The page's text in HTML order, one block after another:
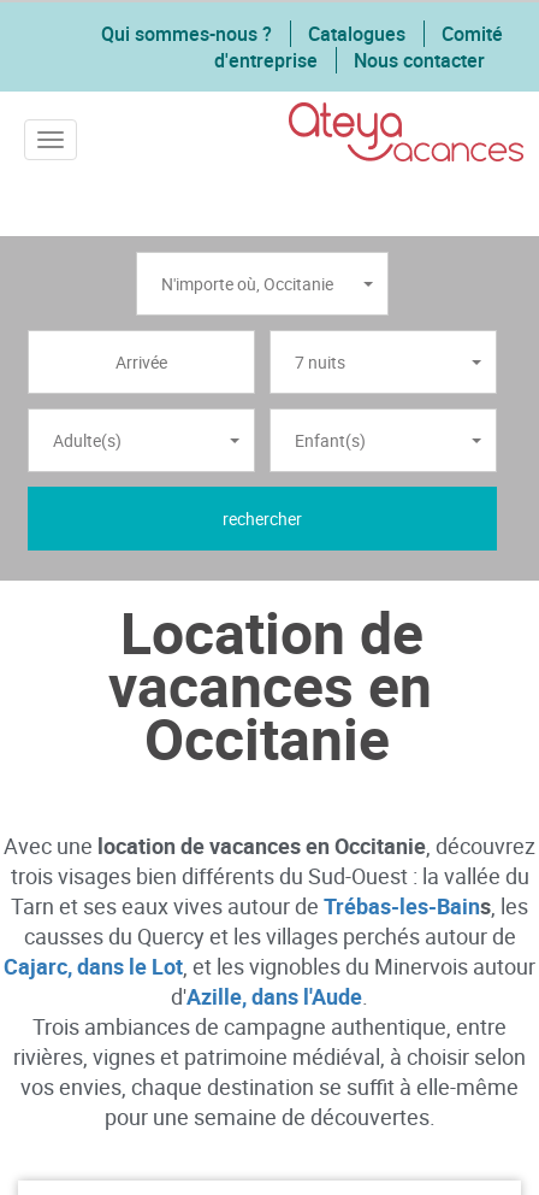
Qui sommes-nous ? Catalogues
Comité
d'entreprise
Nous contacter
Toggle navigation
N'importe où, Occitanie
7 nuits
Adulte(s) Enfant(s)
rechercher
Location de
vacances en
Occitanie
Avec une location de vacances en Occitanie, découvrez
trois visages bien différents du Sud-Ouest : la vallée du
Tarn et ses eaux vives autour de Trébas-les-Bains, les
causses du Quercy et les villages perchés autour de
Cajarc, dans le Lot, et les vignobles du Minervois autour
d'Azille, dans l'Aude.
Trois ambiances de campagne authentique, entre
rivières, vignes et patrimoine médiéval, à choisir selon
vos envies, chaque destination se suffit à elle-même
pour une semaine de découvertes.